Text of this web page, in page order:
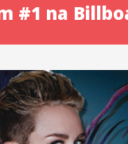
#1 na